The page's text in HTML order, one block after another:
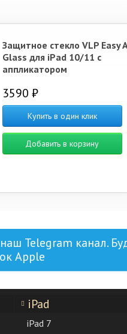
Защитное стекло VLP Easy
Glass для iPad 10/11 с
аппликатором
3590 ₽
Купить в один клик
Добавить в корзину
Telegram канал.
Apple
iPad
iPad 7